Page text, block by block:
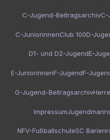
C-Jugend-BeitragsarchivC-
C-JuniorinnenClub 100D-
D1- und D2-JugendE-
E-JuniorinnenF-JugendF-
G-Jugend-Beitragsarchiv
Impressum
NFV-FußballschuleSC